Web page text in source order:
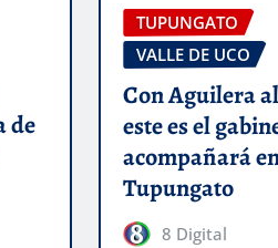
de
TUPUNGATO
VALLE DE UCO
Con Aguilera
este es el
acompañará
Tupungato
8 Digital